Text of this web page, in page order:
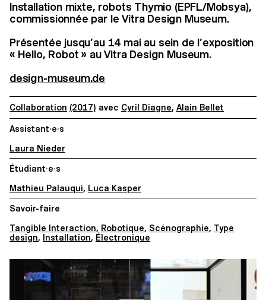
Installation mixte, robots Thymio (EPFL/Mobsya),
commissionnée par le Vitra Design Museum.
Présentée jusqu’au 14 mai au sein de l’exposition
« Hello, Robot » au Vitra Design Museum.
design-museum.de
Collaboration (2017) avec Cyril Diagne, Alain Bellet
Assistant·e·s
Laura Nieder
Étudiant·e·s
Mathieu Palauqui, Luca Kasper
Savoir-faire
Tangible Interaction, Robotique, Scénographie, Type
design, Installation, Électronique